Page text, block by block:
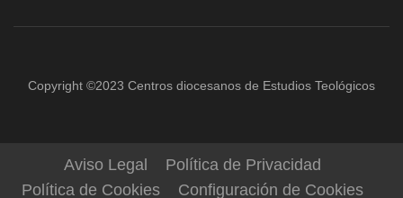
Copyright ©2023 Centros diocesanos de Estudios Teológicos
Aviso Legal
Política de Privacidad
Política de Cookies
Configuración de Cookies